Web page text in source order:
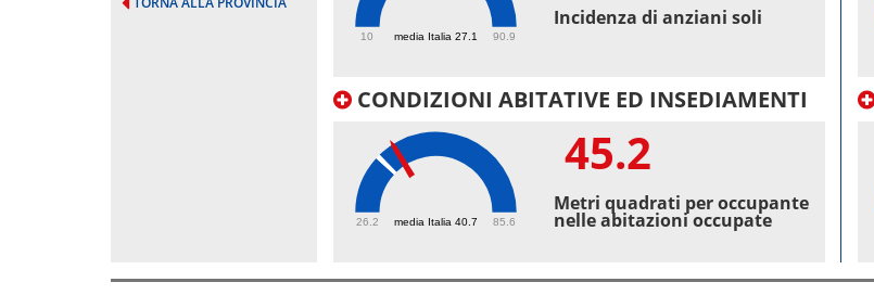
media Italia 27.1
10 90.9
Incidenza di anziani soli
CONDIZIONI ABITATIVE ED INSEDIAMENTI
media Italia 40.7
26.2 85.6
45.2
Metri quadrati per occupante
nelle abitazioni occupate